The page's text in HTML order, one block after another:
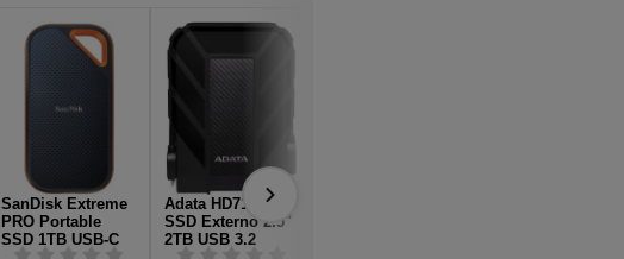
SanDisk Extreme
PRO Portable
SSD 1TB USB-C
Adata HD710 Pro
SSD Externo 2.5"
2TB USB 3.2